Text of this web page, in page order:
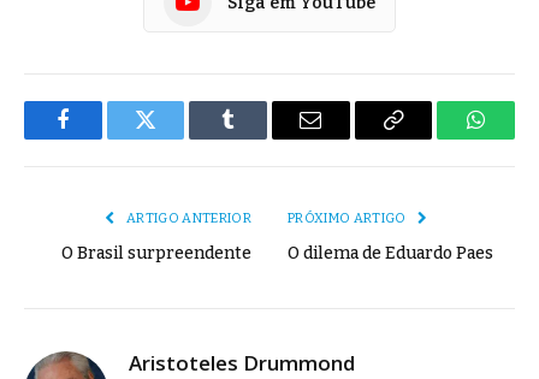
FacebookTwitter Tumblr
E-
Copiar
ARTIGO ANTERIOR
O Brasil surpreendente
PRÓXIMO ARTIGO
O dilema de Eduardo Paes
Aristoteles Drummond